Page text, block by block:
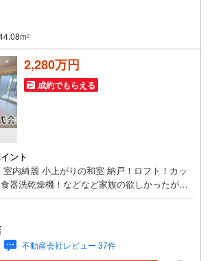
2
2,280万円
成約でもらえる
ント
室内綺麗 小上がりの和室 納戸！ロフト！カッ
器洗乾燥機！などなど家族の欲しかったが揃
不動産会社レビュー 37件